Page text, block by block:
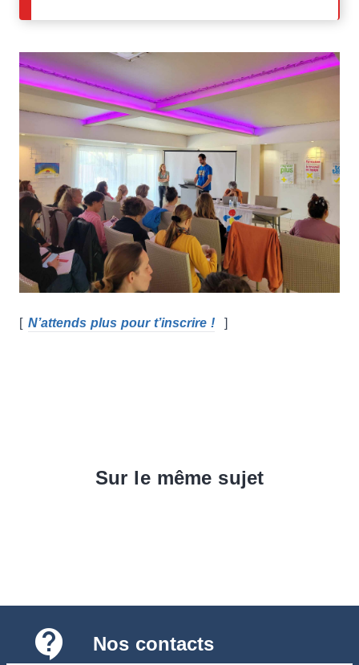
[ N’attends plus pour t’inscrire ! ]
Sur le même sujet
contact_support Nos contacts